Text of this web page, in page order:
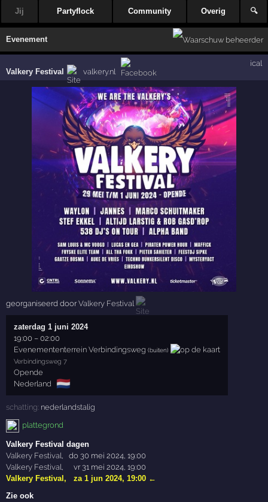
Jij Partyflock Community Overig 🔍
Evenement
Valkery Festival valkery.nl
ical
georganiseerd doorValkery Festival
zaterdag 1 juni 2024
19:00 –02:00
Evenemententerrein Verbindingsweg (buiten)
Verbindingsweg 7
Opende
Nederland 🇳🇱
schatting: nederlandstalig
plattegrond
Valkery Festival dagen
Valkery Festival
do 30 mei 2024, 19:00
Valkery Festival
vr 31 mei 2024, 19:00
Valkery Festival , za 1 jun 2024, 19:00 ←
Zie ook